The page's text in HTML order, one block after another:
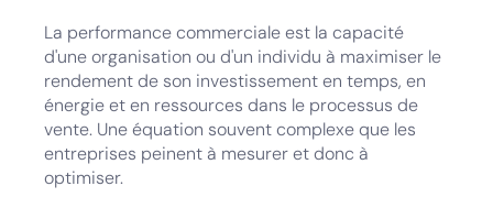
La performance commerciale est la capacité
d'une organisation ou d'un individu à maximiser le
rendement de son investissement en temps, en
énergie et en ressources dans le processus de
vente. Une équation souvent complexe que les
entreprises peinent à mesurer et donc à
optimiser.